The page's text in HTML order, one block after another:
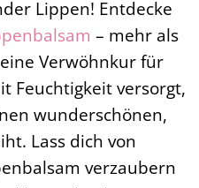
Lippen! Entdecke
– mehr als
Verwöhnkur für
Feuchtigkeit versorgt,
wunderschönen,
Lass dich von
verzaubern